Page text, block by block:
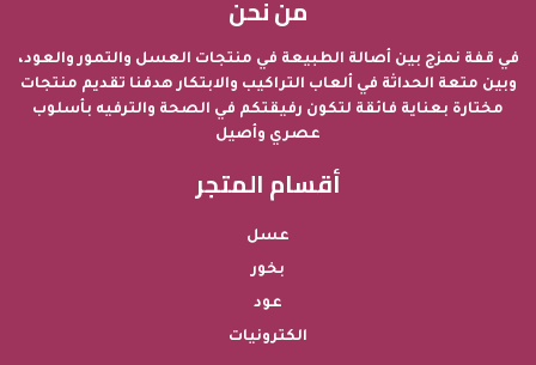
من نحن
في قفة نمزج بين أصالة الطبيعة في منتجات العسل والتمور والعود،
وبين متعة الحداثة في ألعاب التراكيب والابتكار هدفنا تقديم منتجات
مختارة بعناية فائقة لتكون رفيقتكم في الصحة والترفيه بأسلوب
عصري وأصيل
أقسام المتجر
عسل
بخور
عود
الكترونيات